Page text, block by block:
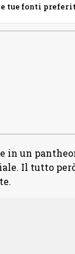
tue fonti
in un
Il tutto